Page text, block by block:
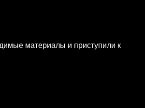
материалы и приступили к